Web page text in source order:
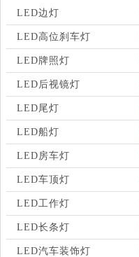
LED边灯
LED高位刹车灯
LED牌照灯
LED后视镜灯
LED尾灯
LED船灯
LED房车灯
LED车顶灯
LED工作灯
LED长条灯
LED汽车装饰灯